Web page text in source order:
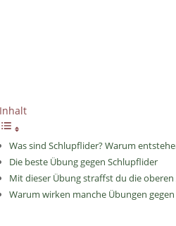
Inhalt
Was sind Schlupflider? Warum
Die beste Übung gegen Schlupflider
Mit dieser Übung straffst du die
Warum wirken manche Übungen